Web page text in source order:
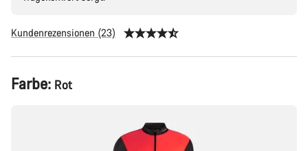
Kundenrezensionen (23)
Produktkonfiguration
Farbe: Rot